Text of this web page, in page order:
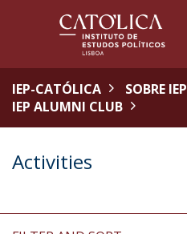
IEP-CATÓLICA SOBRE IEP
IEP ALUMNI CLUB
Activities